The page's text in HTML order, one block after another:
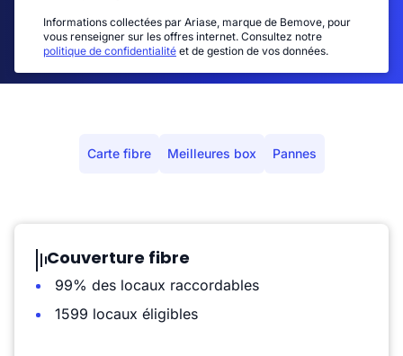
Informations collectées par Ariase, marque de Bemove, pour
vous renseigner sur les offres internet. Consultez notre
politique de confidentialité et de gestion de vos données.
Carte fibre Meilleures box Pannes
Couverture fibre
99% des locaux raccordables
1599 locaux éligibles